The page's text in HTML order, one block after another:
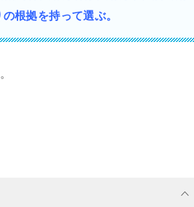
根拠を持って選ぶ。